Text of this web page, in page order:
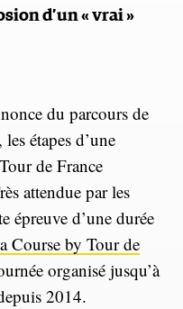
d’un « vrai »
du parcours de
étapes d’une
de France
attendue par les
épreuve d’une durée
Course by Tour de
organisé jusqu’à
2014.